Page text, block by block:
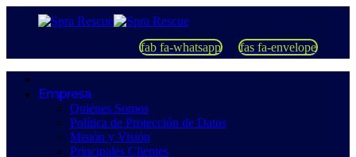
fab fa-whatsapp fas fa-envelope
Empresa
Quiénes Somos
Política de Protección de Datos
Misión y Visión
Principales Clientes